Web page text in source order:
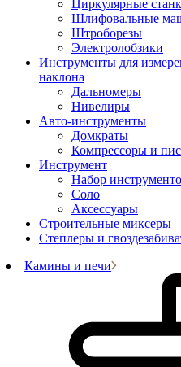
Циркулярные
Шлифовальные
Штроборезы
Электролобзики
Инструменты для
наклона
Дальномеры
Нивелиры
Авто-инструменты
Домкраты
Компрессоры и
Инструмент
Набор
Соло
Аксессуары
Строительные миксеры
Степлеры и
Камины и печи